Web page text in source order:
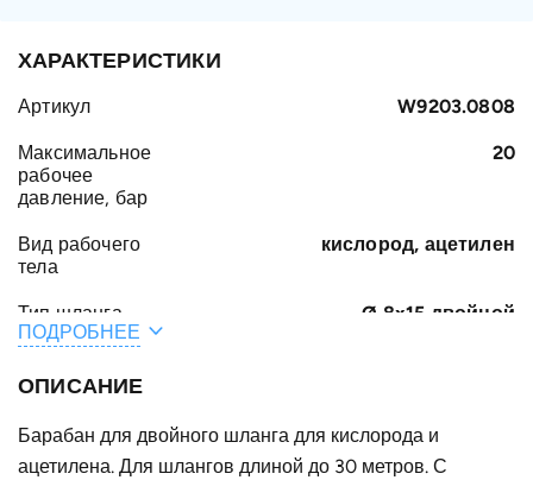
ХАРАКТЕРИСТИКИ
Артикул W9203.0808
Максимальное
рабочее
давление, бар
20
Вид рабочего
тела
кислород, ацетилен
Тип шланга Ø 8x15 двойной
шланга /
A, мм
ПОДРОБНЕЕ
ОПИСАНИЕ
Барабан для двойного шланга для кислорода и
ацетилена. Для шлангов длиной до 30 метров. С